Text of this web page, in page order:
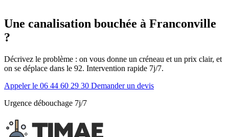
Une canalisation bouchée à Franconville
?
Décrivez le problème : on vous donne un créneau et un prix clair, et
on se déplace dans le 92. Intervention rapide 7j/7.
Appeler le 06 44 60 29 30 Demander un devis
Urgence débouchage 7j/7